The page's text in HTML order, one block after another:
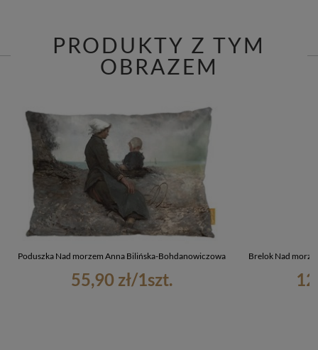
PRODUKTY Z TYM
OBRAZEM
Poduszka Nad morzem Anna Bilińska-Bohdanowiczowa
55,90 zł/1szt.
Brelok Nad